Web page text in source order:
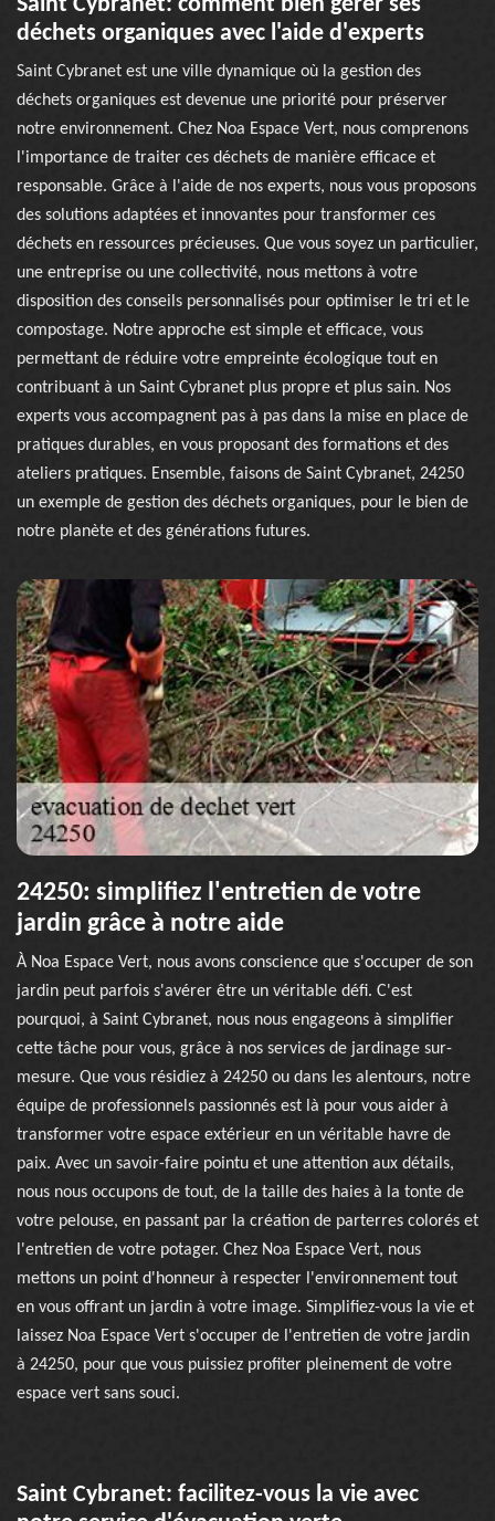
déchets organiques avec l'aide d'experts
Saint Cybranet est une ville dynamique où la gestion des
déchets organiques est devenue une priorité pour préserver
notre environnement. Chez Noa Espace Vert, nous comprenons
l'importance de traiter ces déchets de manière efficace et
responsable. Grâce à l'aide de nos experts, nous vous proposons
des solutions adaptées et innovantes pour transformer ces
déchets en ressources précieuses. Que vous soyez un particulier,
une entreprise ou une collectivité, nous mettons à votre
disposition des conseils personnalisés pour optimiser le tri et le
compostage. Notre approche est simple et efficace, vous
permettant de réduire votre empreinte écologique tout en
contribuant à un Saint Cybranet plus propre et plus sain. Nos
experts vous accompagnent pas à pas dans la mise en place de
pratiques durables, en vous proposant des formations et des
ateliers pratiques. Ensemble, faisons de Saint Cybranet, 24250
un exemple de gestion des déchets organiques, pour le bien de
notre planète et des générations futures.
24250: simplifiez l'entretien de votre
jardin grâce à notre aide
À Noa Espace Vert, nous avons conscience que s'occuper de son
jardin peut parfois s'avérer être un véritable défi. C'est
pourquoi, à Saint Cybranet, nous nous engageons à simplifier
cette tâche pour vous, grâce à nos services de jardinage sur-
mesure. Que vous résidiez à 24250 ou dans les alentours, notre
équipe de professionnels passionnés est là pour vous aider à
transformer votre espace extérieur en un véritable havre de
paix. Avec un savoir-faire pointu et une attention aux détails,
nous nous occupons de tout, de la taille des haies à la tonte de
votre pelouse, en passant par la création de parterres colorés et
l'entretien de votre potager. Chez Noa Espace Vert, nous
mettons un point d'honneur à respecter l'environnement tout
en vous offrant un jardin à votre image. Simplifiez-vous la vie et
laissez Noa Espace Vert s'occuper de l'entretien de votre jardin
à 24250, pour que vous puissiez profiter pleinement de votre
espace vert sans souci.
Saint Cybranet: facilitez-vous la vie avec